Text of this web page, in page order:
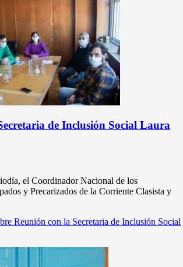
de Inclusión Social Laura
el Coordinador Nacional de los
y Precarizados de la Corriente Clasista y
Reunión con la Secretaria de Inclusión Social